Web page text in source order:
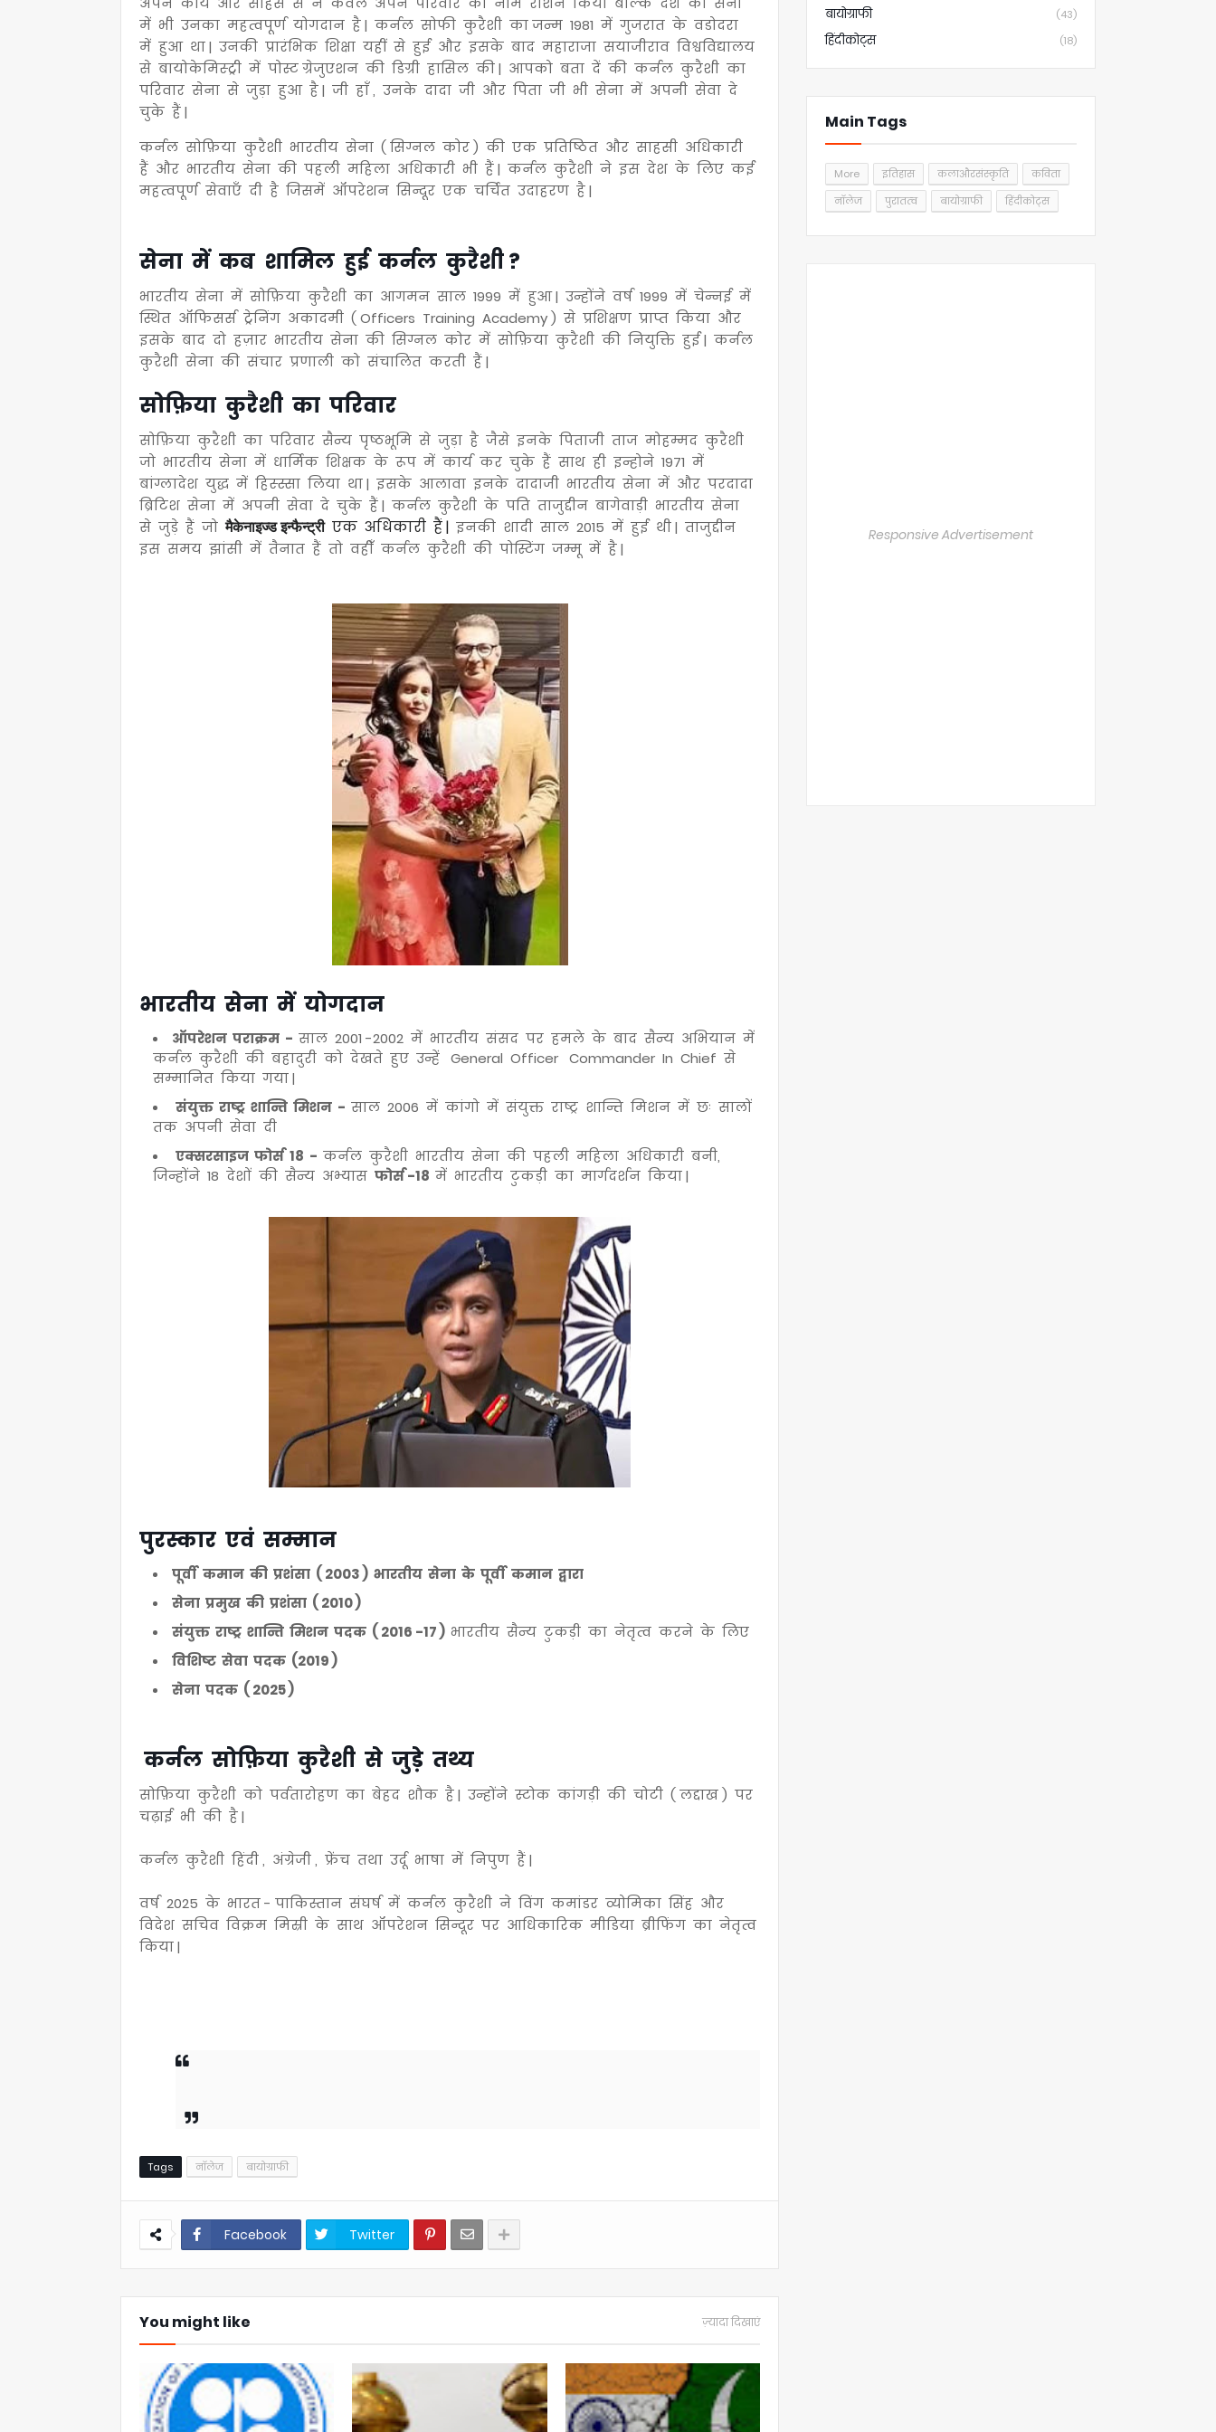
में भी उनका महत्वपूर्ण योगदान है | कर्नल सोफी कुरैशी का जन्म 1981 में गुजरात के वडोदरा
में हुआ था | उनकी प्रारंभिक शिक्षा यहीं से हुई और इसके बाद महाराजा सयाजीराव विश्वविद्यालय
से बायोकेमिस्ट्री में पोस्ट ग्रेजुएशन की डिग्री हासिल की | आपको बता दें की कर्नल कुरैशी का
परिवार सेना से जुड़ा हुआ है | जी हाँ , उनके दादा जी और पिता जी भी सेना में अपनी सेवा दे
चुके हैं |
कर्नल सोफ़िया कुरैशी भारतीय सेना ( सिग्नल कोर ) की एक प्रतिष्ठित और साहसी अधिकारी
हैं और भारतीय सेना की पहली महिला अधिकारी भी हैं | कर्नल कुरैशी ने इस देश के लिए कई
महत्वपूर्ण सेवाएँ दी है जिसमें ऑपरेशन सिन्दूर एक चर्चित उदाहरण है |
सेना में कब शामिल हुई कर्नल कुरैशी ?
भारतीय सेना में सोफ़िया कुरैशी का आगमन साल 1999 में हुआ | उन्होंने वर्ष 1999 में चेन्नई में
स्थित ऑफिसर्स ट्रेनिंग अकादमी ( Officers Training Academy ) से प्रशिक्षण प्राप्त किया और
इसके बाद दो हज़ार भारतीय सेना की सिग्नल कोर में सोफ़िया कुरैशी की नियुक्ति हुई | कर्नल
कुरैशी सेना की संचार प्रणाली को संचालित करती हैं |
सोफ़िया कुरैशी का परिवार
सोफ़िया कुरैशी का परिवार सैन्य पृष्ठभूमि से जुड़ा है जैसे इनके पिताजी ताज मोहम्मद कुरैशी
जो भारतीय सेना में धार्मिक शिक्षक के रूप में कार्य कर चुके हैं साथ ही इन्होने 1971 में
बांग्लादेश युद्ध में हिस्स्सा लिया था | इसके आलावा इनके दादाजी भारतीय सेना में और परदादा
ब्रिटिश सेना में अपनी सेवा दे चुके हैं | कर्नल कुरैशी के पति ताजुद्दीन बागेवाड़ी भारतीय सेना
से जुड़े हैं जोमैकेनाइज्ड इन्फैन्ट्री एक अधिकारी हैं | इनकी शादी साल 2015 में हुई थी | ताजुद्दीन
इस समय झांसी में तैनात हैं तो वहीँ कर्नल कुरैशी की पोस्टिंग जम्मू में है |
भारतीय सेना में योगदान
ऑपरेशन पराक्रम - साल 2001 -2002 में भारतीय संसद पर हमले के बाद सैन्य अभियान में
कर्नल कुरैशी की बहादुरी को देखते हुए उन्हें General Officer Commander In Chief से
सम्मानित किया गया |
संयुक्त राष्ट्र शान्ति मिशन - साल 2006 में कांगो में संयुक्त राष्ट्र शान्ति मिशन में छः सालों
तक अपनी सेवा दी
एक्सरसाइज फोर्स 18 - कर्नल कुरैशी भारतीय सेना की पहली महिला अधिकारी बनी,
जिन्होंने 18 देशों की सैन्य अभ्यास फोर्स -18 में भारतीय टुकड़ी का मार्गदर्शन किया |
पुरस्कार एवं सम्मान
पूर्वी कमान की प्रशंसा ( 2003 ) भारतीय सेना के पूर्वी कमान द्वारा
सेना प्रमुख की प्रशंसा ( 2010 )
संयुक्त राष्ट्र शान्ति मिशन पदक ( 2016 -17 ) भारतीय सैन्य टुकड़ी का नेतृत्व करने के लिए
विशिष्ट सेवा पदक (2019 )
सेना पदक ( 2025 )
कर्नल सोफ़िया कुरैशी से जुड़े तथ्य
सोफ़िया कुरैशी को पर्वतारोहण का बेहद शौक है | उन्होंने स्टोक कांगड़ी की चोटी ( लद्दाख ) पर
चढ़ाई भी की है |
कर्नल कुरैशी हिंदी , अंग्रेजी , फ्रेंच तथा उर्दू भाषा में निपुण हैं |
वर्ष 2025 के भारत - पाकिस्तान संघर्ष में कर्नल कुरैशी ने विंग कमांडर व्योमिका सिंह और
विदेश सचिव विक्रम मिस्री के साथ ऑपरेशन सिन्दूर पर आधिकारिक मीडिया ब्रीफिंग का नेतृत्व
किया |
Tags नॉलेज बायोग्राफी
Facebook Twitter
You might like ज़्यादा दिखाएं
बायोग्राफी (43)
हिंदीकोट्स (18)
Main Tags
More इतिहास कलाऔरसंस्कृति
कविता
नॉलेज
पुरातत्व बायोग्राफी हिंदीकोट्स
Responsive Advertisement